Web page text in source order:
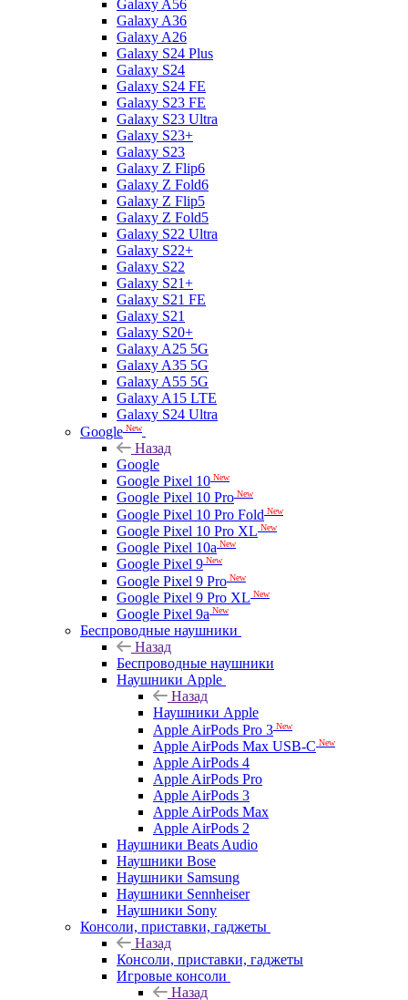
Galaxy A56
Galaxy A36
Galaxy A26
Galaxy S24 Plus
Galaxy S24
Galaxy S24 FE
Galaxy S23 FE
Galaxy S23 Ultra
Galaxy S23+
Galaxy S23
Galaxy Z Flip6
Galaxy Z Fold6
Galaxy Z Flip5
Galaxy Z Fold5
Galaxy S22 Ultra
Galaxy S22+
Galaxy S22
Galaxy S21+
Galaxy S21 FE
Galaxy S21
Galaxy S20+
Galaxy A25 5G
Galaxy A35 5G
Galaxy A55 5G
Galaxy A15 LTE
Galaxy S24 Ultra
Google New
Назад
Google
Google Pixel 10 New
Google Pixel 10 Pro New
Google Pixel 10 Pro Fold New
Google Pixel 10 Pro XL New
Google Pixel 10a New
Google Pixel 9 New
Google Pixel 9 Pro New
Google Pixel 9 Pro XL New
Google Pixel 9a New
Беспроводные наушники
Назад
Беспроводные наушники
Наушники Apple
Назад
Наушники Apple
Apple AirPods Pro 3 New
Apple AirPods Max USB-C New
Apple AirPods 4
Apple AirPods Pro
Apple AirPods 3
Apple AirPods Max
Apple AirPods 2
Наушники Beats Audio
Наушники Bose
Наушники Samsung
Наушники Sennheiser
Наушники Sony
Консоли, приставки, гаджеты
Назад
Консоли, приставки, гаджеты
Игровые консоли
Назад